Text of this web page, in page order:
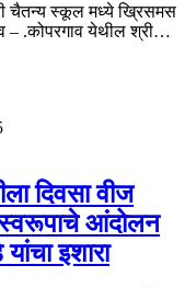
चैतन्य स्कूल मध्ये ख्रिसमस
– .कोपरगाव येथील श्री…
दिवसा वीज
स्वरूपाचे आंदोलन
इशारा